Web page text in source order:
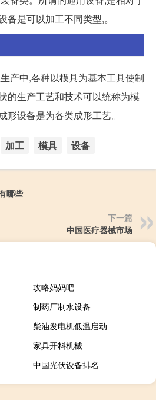
是可以加工不同类型,。
产中,各种以模具为基本工具使制
的生产工艺和技术可以统称为模
设备是为各类成形工艺。
加工 模具 设备
哪些
下一篇
中国医疗器械市场
攻略妈妈吧
制药厂制水设备
柴油发电机低温启动
家具开料机械
中国光伏设备排名